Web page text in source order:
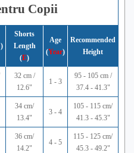
Copii
)
Shorts
Length
(E)
Age
(Year)
Recommended
Height
32 cm /
12.6"
1 - 3
95 - 105 cm /
37.4 - 41.3"
34 cm/
13.4"
3 - 4
105 - 115 cm/
41.3 - 45.3"
36 cm/
14.2"
4 - 5
115 - 125 cm/
45.3 - 49.2"